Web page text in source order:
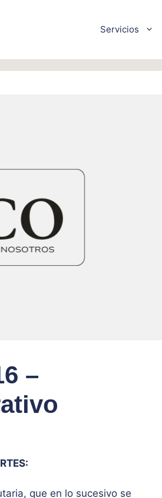
Servicios
–
que en lo sucesivo se